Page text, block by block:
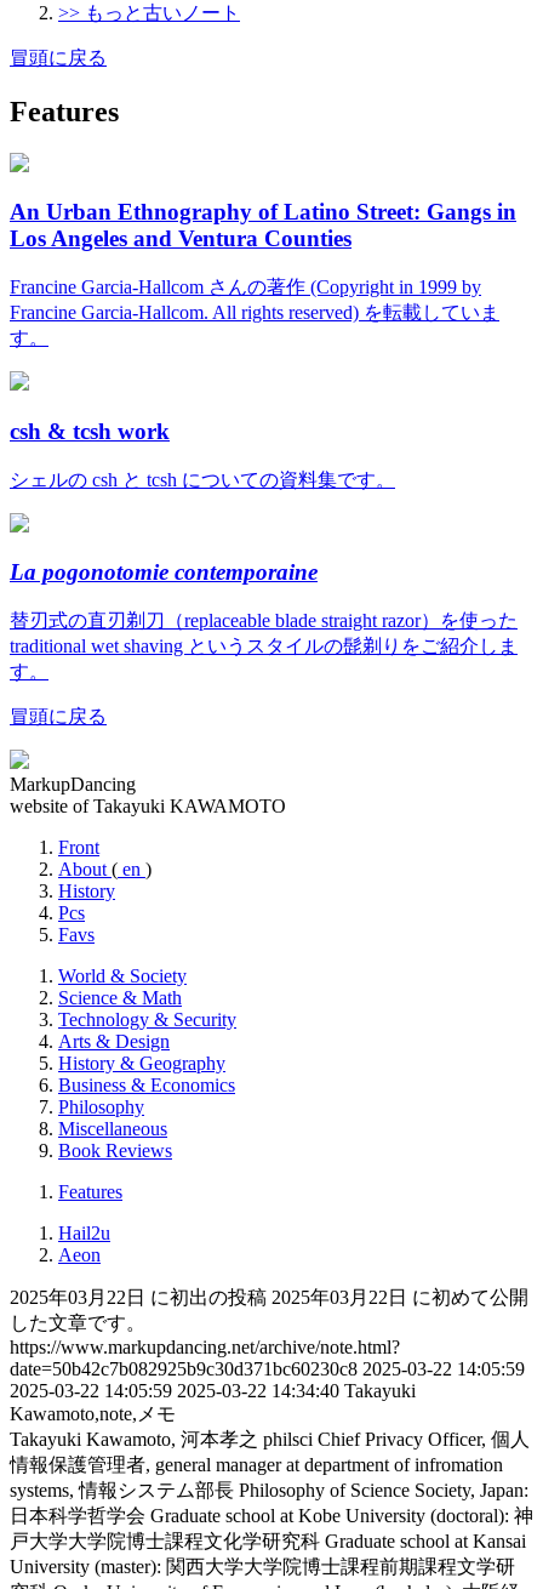
>> もっと古いノート
冒頭に戻る
Features
An Urban Ethnography of Latino Street: Gangs in
Los Angeles and Ventura Counties
Francine Garcia-Hallcom さんの著作 (Copyright in 1999 by
Francine Garcia-Hallcom. All rights reserved) を転載していま
す。
csh & tcsh work
シェルの csh と tcsh についての資料集です。
La pogonotomie contemporaine
替刃式の直刃剃刀（replaceable blade straight razor）を使った
traditional wet shaving というスタイルの髭剃りをご紹介しま
す。
冒頭に戻る
MarkupDancing
website of Takayuki KAWAMOTO
Front
About ( en )
History
Pcs
Favs
World & Society
Science & Math
Technology & Security
Arts & Design
History & Geography
Business & Economics
Philosophy
Miscellaneous
Book Reviews
Features
Hail2u
Aeon
2025年03月22日 に初出の投稿 2025年03月22日 に初めて公開
した文章です。
https://www.markupdancing.net/archive/note.html?
date=50b42c7b082925b9c30d371bc60230c8 2025-03-22 14:05:59
2025-03-22 14:05:59 2025-03-22 14:34:40 Takayuki
Kawamoto,note,メモ
Takayuki Kawamoto, 河本孝之 philsci Chief Privacy Officer, 個人
情報保護管理者, general manager at department of infromation
systems, 情報システム部長 Philosophy of Science Society, Japan:
日本科学哲学会 Graduate school at Kobe University (doctoral): 神
戸大学大学院博士課程文化学研究科 Graduate school at Kansai
University (master): 関西大学大学院博士課程前期課程文学研